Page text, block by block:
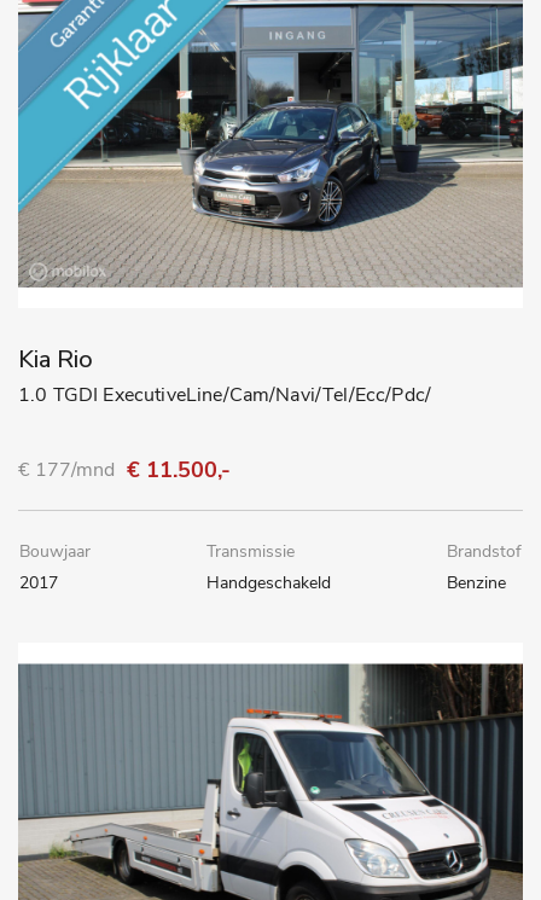
Kia Rio
1.0 TGDI ExecutiveLine/Cam/Navi/Tel/Ecc/Pdc/
€ 177/mnd € 11.500,-
Bouwjaar
2017
Transmissie
Handgeschakeld
Brandstof
Benzine